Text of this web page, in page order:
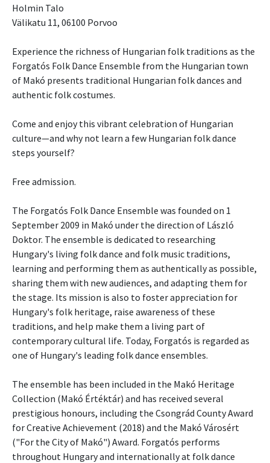
Holmin Talo
Välikatu 11, 06100 Porvoo
Experience the richness of Hungarian folk traditions as the
Forgatós Folk Dance Ensemble from the Hungarian town
of Makó presents traditional Hungarian folk dances and
authentic folk costumes.
Come and enjoy this vibrant celebration of Hungarian
culture—and why not learn a few Hungarian folk dance
steps yourself?
Free admission.
The Forgatós Folk Dance Ensemble was founded on 1
September 2009 in Makó under the direction of László
Doktor. The ensemble is dedicated to researching
Hungary's living folk dance and folk music traditions,
learning and performing them as authentically as possible,
sharing them with new audiences, and adapting them for
the stage. Its mission is also to foster appreciation for
Hungary's folk heritage, raise awareness of these
traditions, and help make them a living part of
contemporary cultural life. Today, Forgatós is regarded as
one of Hungary's leading folk dance ensembles.
The ensemble has been included in the Makó Heritage
Collection (Makó Értéktár) and has received several
prestigious honours, including the Csongrád County Award
for Creative Achievement (2018) and the Makó Városért
("For the City of Makó") Award. Forgatós performs
throughout Hungary and internationally at folk dance